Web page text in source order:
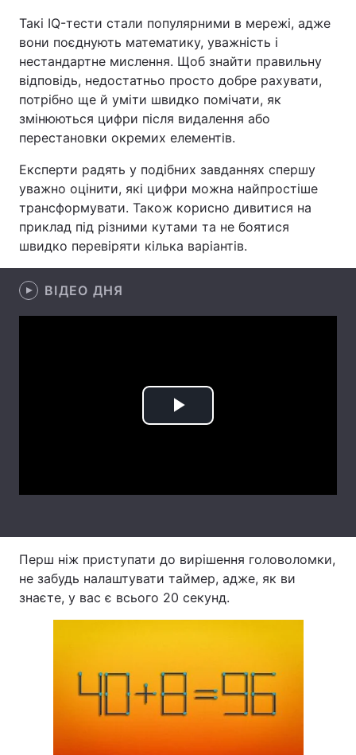
Спорт Наука
Техно і зв'язок
Зброя Інциденти
Здоров'я Туризм
Цікавинки Погода
Екологія Регіони
Лонгріди
Відео з Youtube
Тема оформлення
Такі IQ-тести стали популярними в мережі, адже
вони поєднують математику, уважність і
нестандартне мислення. Щоб знайти правильну
відповідь, недостатньо просто добре рахувати,
потрібно ще й уміти швидко помічати, як
змінюються цифри після видалення або
перестановки окремих елементів.
Експерти радять у подібних завданнях спершу
уважно оцінити, які цифри можна найпростіше
трансформувати. Також корисно дивитися на
приклад під різними кутами та не боятися
швидко перевіряти кілька варіантів.
ВІДЕО ДНЯ
Play
Перш ніж приступати до вирішення головоломки,
не забудь налаштувати таймер, адже, як ви
знаєте, у вас є всього 20 секунд.